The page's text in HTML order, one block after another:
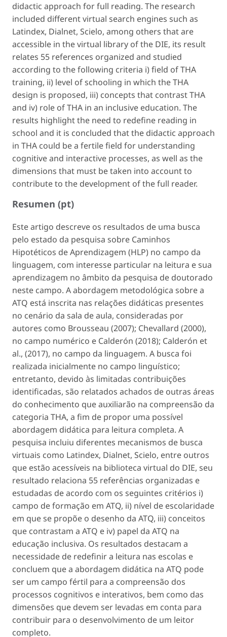
didactic approach for full reading. The research
included different virtual search engines such as
Latindex, Dialnet, Scielo, among others that are
accessible in the virtual library of the DIE, its result
relates 55 references organized and studied
according to the following criteria i) field of THA
training, ii) level of schooling in which the THA
design is proposed, iii) concepts that contrast THA
and iv) role of THA in an inclusive education. The
results highlight the need to redefine reading in
school and it is concluded that the didactic approach
in THA could be a fertile field for understanding
cognitive and interactive processes, as well as the
dimensions that must be taken into account to
contribute to the development of the full reader.
Resumen (pt)
Este artigo descreve os resultados de uma busca
pelo estado da pesquisa sobre Caminhos
Hipotéticos de Aprendizagem (HLP) no campo da
linguagem, com interesse particular na leitura e sua
aprendizagem no âmbito da pesquisa de doutorado
neste campo. A abordagem metodológica sobre a
ATQ está inscrita nas relações didáticas presentes
no cenário da sala de aula, consideradas por
autores como Brousseau (2007); Chevallard (2000),
no campo numérico e Calderón (2018); Calderón et
al., (2017), no campo da linguagem. A busca foi
realizada inicialmente no campo linguístico;
entretanto, devido às limitadas contribuições
identificadas, são relatados achados de outras áreas
do conhecimento que auxiliarão na compreensão da
categoria THA, a fim de propor uma possível
abordagem didática para leitura completa. A
pesquisa incluiu diferentes mecanismos de busca
virtuais como Latindex, Dialnet, Scielo, entre outros
que estão acessíveis na biblioteca virtual do DIE, seu
resultado relaciona 55 referências organizadas e
estudadas de acordo com os seguintes critérios i)
campo de formação em ATQ, ii) nível de escolaridade
em que se propõe o desenho da ATQ, iii) conceitos
que contrastam a ATQ e iv) papel da ATQ na
educação inclusiva. Os resultados destacam a
necessidade de redefinir a leitura nas escolas e
concluem que a abordagem didática na ATQ pode
ser um campo fértil para a compreensão dos
processos cognitivos e interativos, bem como das
dimensões que devem ser levadas em conta para
contribuir para o desenvolvimento de um leitor
completo.